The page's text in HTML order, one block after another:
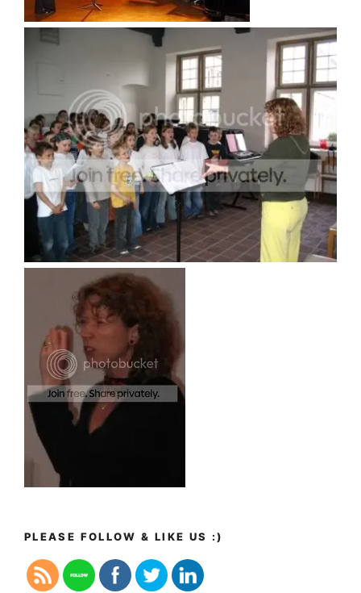
PLEASE FOLLOW & LIKE US :)